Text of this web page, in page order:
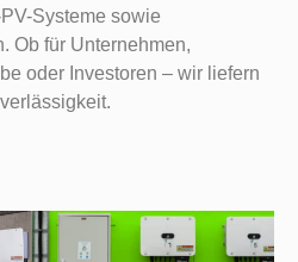
Systeme sowie
Ob für Unternehmen,
oder Investoren – wir liefern